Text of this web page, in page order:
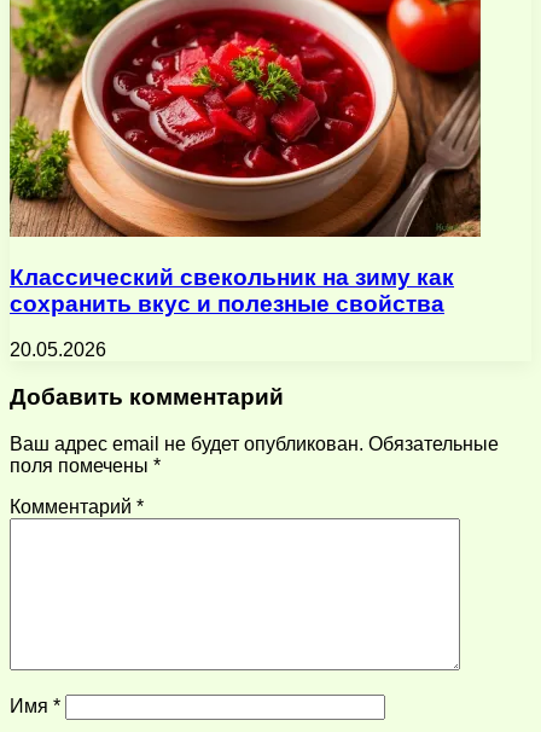
Классический свекольник на зиму как
сохранить вкус и полезные свойства
20.05.2026
Добавить комментарий
Ваш адрес email не будет опубликован. Обязательные
поля помечены *
Комментарий *
Имя *